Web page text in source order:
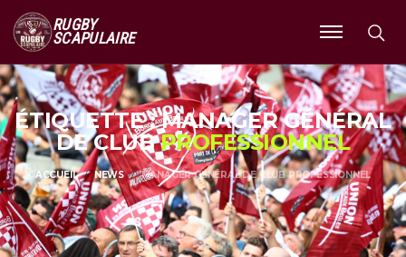
RUGBY
SCAPULAIRE
Ouvrir
le
menu
ÉTIQUETTE : MANAGER GÉNÉRAL
DE CLUBPROFESSIONNEL
ACCUEIL NEWS MANAGER GÉNÉRAL DE CLUB PROFESSIONNEL